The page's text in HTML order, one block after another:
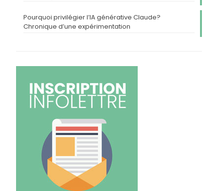
Pourquoi privilégier l’IA générative Claude?
Chronique d’une expérimentation